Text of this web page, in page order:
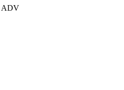
ADV